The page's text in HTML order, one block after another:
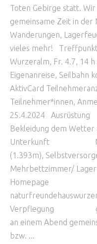
Toten Gebirge statt.
gemeinsame Zeit in der
Wanderungen,
vieles mehr!
Wurzeralm, Fr.
Eigenanreise, Seilbahn
AktivCard
Teilnehmer*innen,
25.4.2024
Bekleidung dem Wetter
Unterkunft
(1.393m),
Mehrbettzimmer/
Homepage
Verpflegung
an einem Abend
bzw.